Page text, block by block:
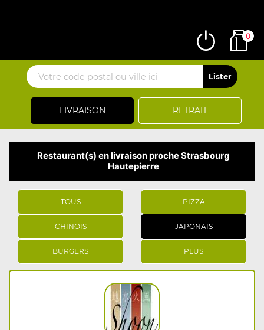
LIVRAISON RETRAIT
0
Restaurant(s) en livraison proche Strasbourg
Hautepierre
TOUS PIZZA
CHINOIS JAPONAIS
BURGERS PLUS